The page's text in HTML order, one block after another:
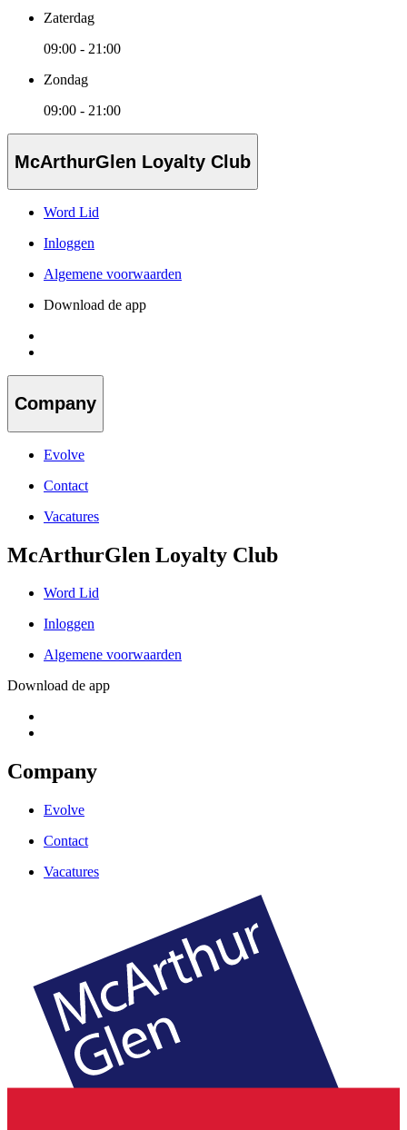
Zaterdag
09:00 - 21:00
Zondag
09:00 - 21:00
McArthurGlen Loyalty Club
Word Lid
Inloggen
Algemene voorwaarden
Download de app
Company
Evolve
Contact
Vacatures
McArthurGlen Loyalty Club
Word Lid
Inloggen
Algemene voorwaarden
Download de app
Company
Evolve
Contact
Vacatures